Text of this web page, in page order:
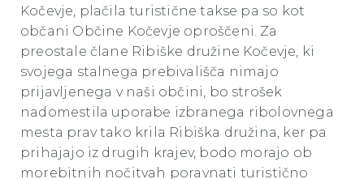
Kočevje, plačila turistične takse pa so kot
občani Občine Kočevje oproščeni. Za
preostale člane Ribiške družine Kočevje, ki
svojega stalnega prebivališča nimajo
prijavljenega v naši občini, bo strošek
nadomestila uporabe izbranega ribolovnega
mesta prav tako krila Ribiška družina, ker pa
prihajajo iz drugih krajev, bodo morajo ob
morebitnih nočitvah poravnati turistično